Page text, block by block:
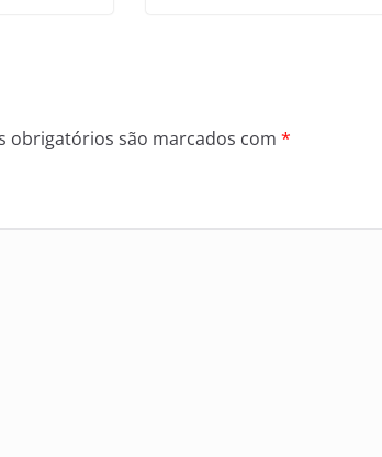
obrigatórios são marcados com *